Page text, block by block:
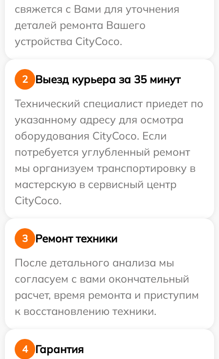
свяжется с Вами для уточнения
деталей ремонта Вашего
устройства CityCoco.
2
Выезд курьера за 35 минут
Технический специалист приедет по
указанному адресу для осмотра
оборудования CityCoco. Если
потребуется углубленный ремонт
мы организуем транспортировку в
мастерскую в сервисный центр
CityCoco.
3
Ремонт техники
После детального анализа мы
согласуем с вами окончательный
расчет, время ремонта и приступим
к восстановлению техники.
4
Гарантия